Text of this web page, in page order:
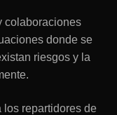
colaboraciones
donde se
riesgos y la
los repartidores de